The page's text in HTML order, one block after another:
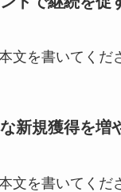
文を書いてくだ
新規獲得を増
文を書いてくだ